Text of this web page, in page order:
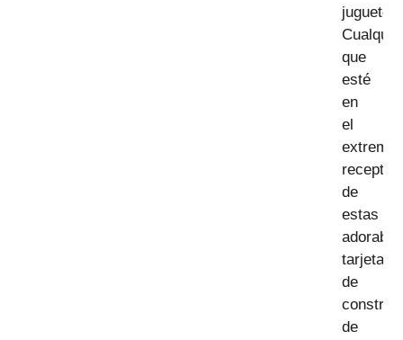
juguete?
que
esté
en
el
extremo
receptor
de
estas
tarjetas
de
de